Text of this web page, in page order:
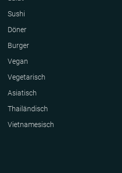
Sushi
Döner
Burger
Vegan
Vegetarisch
Asiatisch
Thailändisch
Vietnamesisch